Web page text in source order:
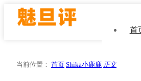
首
当前位置： 首页 Shika小鹿鹿 正文